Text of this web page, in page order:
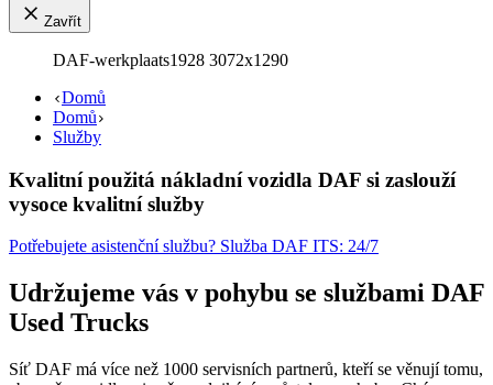
Zavřít
DAF-werkplaats1928 3072x1290
Domů
Domů
Služby
Kvalitní použitá nákladní vozidla DAF si zaslouží
vysoce kvalitní služby
Potřebujete asistenční službu? Služba DAF ITS: 24/7
Udržujeme vás v pohybu se službami DAF
Used Trucks
Síť DAF má více než 1000 servisních partnerů, kteří se věnují tomu,